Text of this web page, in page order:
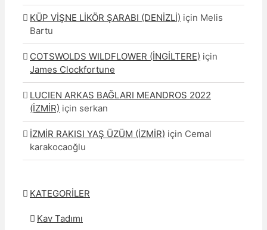
KÜP VİŞNE LİKÖR ŞARABI (DENİZLİ) için Melis
Bartu
COTSWOLDS WILDFLOWER (İNGİLTERE) için
James Clockfortune
LUCIEN ARKAS BAĞLARI MEANDROS 2022
(İZMİR) için serkan
İZMİR RAKISI YAŞ ÜZÜM (İZMİR) için Cemal
karakocaoğlu
KATEGORİLER
Kav Tadımı